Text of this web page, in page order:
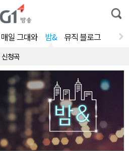
통
합
매일 그대와 밤& 뮤직 블로그
청곡